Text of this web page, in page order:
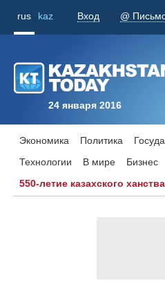
rus kaz Вход @
24 января 2016
Экономика Политика
Технологии
В мире Бизнес
550-летие казахского ханства